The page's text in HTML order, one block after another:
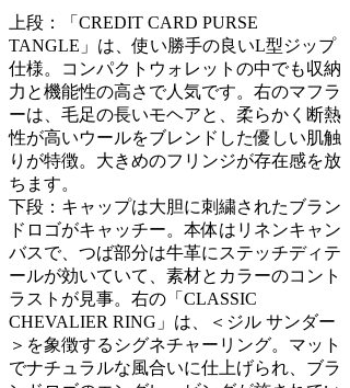
上段：「CREDIT CARD PURSE
TANGLE」は、使い勝手の良いL型ジップ
仕様。コンパクトウォレットの中でも収納
力と機能性の高さで人気です。右のマフラ
ーは、毛足の長いモヘアと、柔らかく断熱
性が高いウールをブレンドした優しい肌触
りが特徴。大きめのフリンジが存在感を放
ちます。
下段：キャップは大胆に刺繍されたブラン
ドロゴがキャッチー。本体はリネンキャン
バスで、つば部分は牛革にステッチディテ
ールが効いていて、素材とカラーのコント
ラストが見事。右の「CLASSIC
CHEVALIER RING」は、＜ジル サンダー
＞を象徴するシグネチャーリング。マット
でナチュラルな風合いに仕上げられ、ブラ